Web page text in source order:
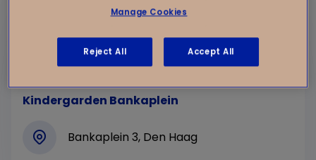
Kindergarden Bankaplein
Bankaplein 3, Den Haag
Manage Cookies
Reject All Accept All